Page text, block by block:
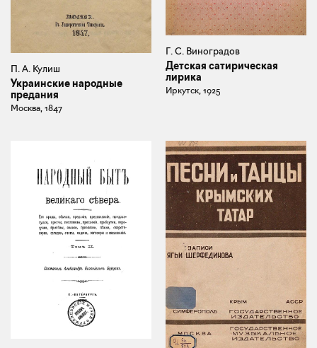
П. А. Кулиш
Украинские народные
предания
Москва, 1847
Г. С. Виноградов
Детская сатирическая
лирика
Иркутск, 1925